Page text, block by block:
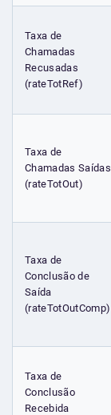
Taxa de
Chamadas
Recusadas
(rateTotRef)
Taxa de
Chamadas Saídas
(rateTotOut)
Taxa de
Conclusão de
Saída
(rateTotOutComp)
Taxa de
Conclusão
Recebida